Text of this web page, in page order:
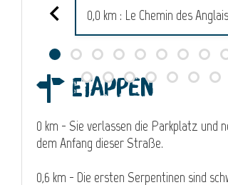
0,0 km : Le Chemin des Anglais
Etappen
0 km - Sie verlassen die Parkplatz und
dem Anfang dieser Straße.
0,6 km - Die ersten Serpentinen sind